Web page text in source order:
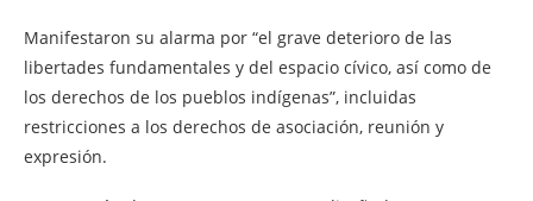
Manifestaron su alarma por “el grave deterioro de las
libertades fundamentales y del espacio cívico, así como de
los derechos de los pueblos indígenas”, incluidas
restricciones a los derechos de asociación, reunión y
expresión.